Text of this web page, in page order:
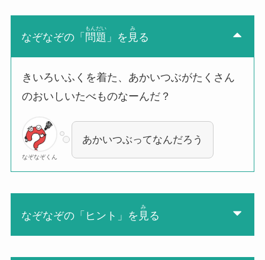
なぞなぞの「 問題
もんだい
」を 見
み
る
きいろいふくを着た、あかいつぶがたくさん
のおいしいたべものなーんだ？
なぞなぞくん
あかいつぶってなんだろう
なぞなぞの「ヒント」を 見
み
る